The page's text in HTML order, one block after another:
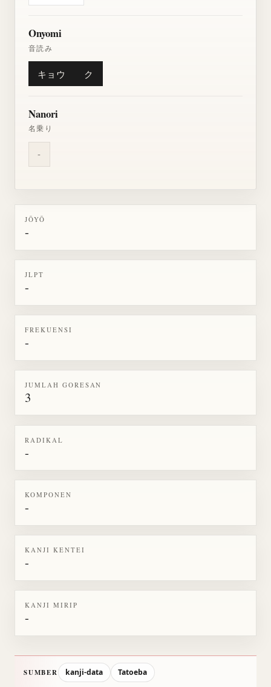
Onyomi
音読み
キョウ ク
Nanori
名乗り
-
JŌYŌ
-
JLPT
-
FREKUENSI
-
JUMLAH GORESAN
3
RADIKAL
-
KOMPONEN
-
KANJI KENTEI
-
KANJI MIRIP
-
SUMBER kanji-data Tatoeba